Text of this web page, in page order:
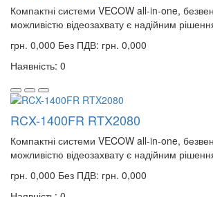
Компактні системи VECOW all-in-one,
можливістю відеозахвату є надійним
грн. 0,000 Без ПДВ: грн. 0,000
Наявність: 0
RCX-1400FR RTX2080
Компактні системи VECOW all-in-one,
можливістю відеозахвату є надійним
грн. 0,000 Без ПДВ: грн. 0,000